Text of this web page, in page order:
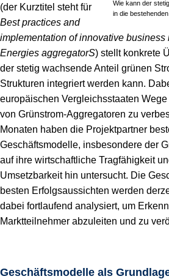
Wie kann der
in die
(der Kurztitel steht für
Best practices and
implementation of innovative
Energies aggregatorS) stellt konkrete
der stetig wachsende Anteil grünen
Strukturen integriert werden kann.
europäischen Vergleichsstaaten
von Grünstrom-Aggregatoren zu
Monaten haben die Projektpartner
Geschäftsmodelle, insbesondere der
auf ihre wirtschaftliche Tragfähigkeit
Umsetzbarkeit hin untersucht. Die
besten Erfolgsaussichten werden
dabei fortlaufend analysiert, um
Marktteilnehmer abzuleiten und zu
Geschäftsmodelle als